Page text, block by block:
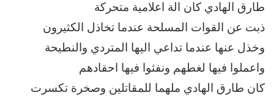
طارق الهادي كان الة اعلامية متحركة
ذبت عن القوات المسلحة عندما تخاذل الكثيرون
وخذل عنها عندما تداعي اليها المتردي والنطيحة
واعملوا فيها لغطهم ونفثوا فيها احقادهم
كان طارق الهادي ملهما للمقاتلين وصخرة تكسرت